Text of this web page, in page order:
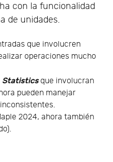
con la funcionalidad
de unidades.
que involucren
operaciones mucho
Statisticsque involucran
pueden manejar
2024, ahora también